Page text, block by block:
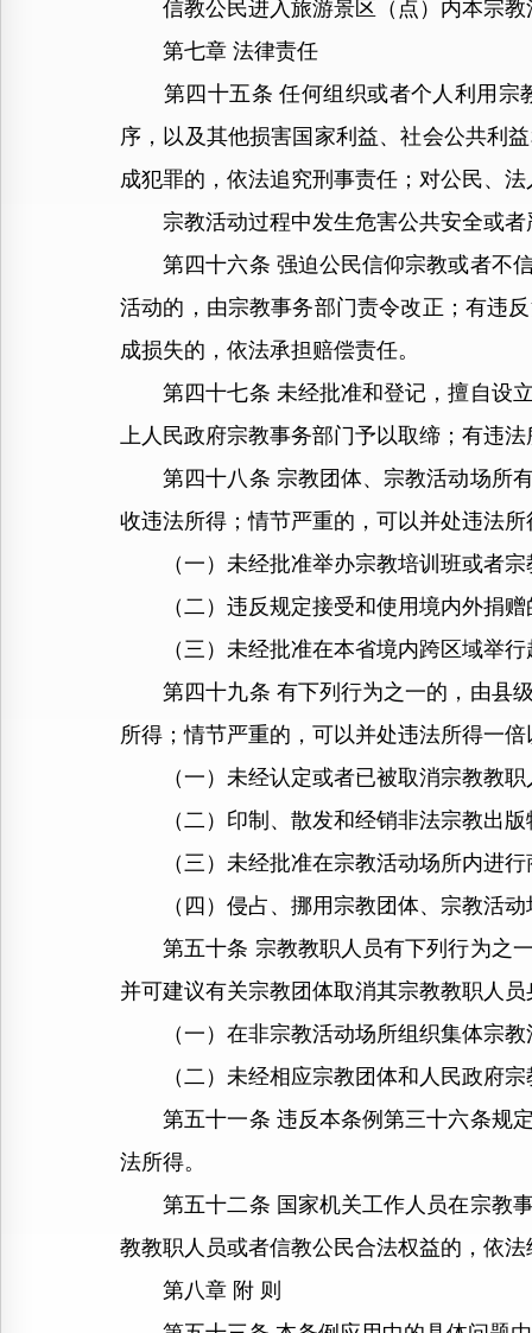
信教公民进入旅游景区（点）内本宗教
第七章 法律责任
第四十五条 任何组织或者个人利用宗
序，以及其他损害国家利益、社会公共利
成犯罪的，依法追究刑事责任；对公民、
宗教活动过程中发生危害公共安全或者
第四十六条 强迫公民信仰宗教或者不信
活动的，由宗教事务部门责令改正；有违
成损失的，依法承担赔偿责任。
第四十七条 未经批准和登记，擅自设立
上人民政府宗教事务部门予以取缔；有违
第四十八条 宗教团体、宗教活动场所有
收违法所得；情节严重的，可以并处违法
（一）未经批准举办宗教培训班或者宗
（二）违反规定接受和使用境内外捐赠
（三）未经批准在本省境内跨区域举行
第四十九条 有下列行为之一的，由县级
所得；情节严重的，可以并处违法所得一
（一）未经认定或者已被取消宗教教职
（二）印制、散发和经销非法宗教出版
（三）未经批准在宗教活动场所内进行
（四）侵占、挪用宗教团体、宗教活动
第五十条 宗教教职人员有下列行为之一
并可建议有关宗教团体取消其宗教教职人员
（一）在非宗教活动场所组织集体宗教
（二）未经相应宗教团体和人民政府宗
第五十一条 违反本条例第三十六条规定
法所得。
第五十二条 国家机关工作人员在宗教事
教教职人员或者信教公民合法权益的，依
第八章 附 则